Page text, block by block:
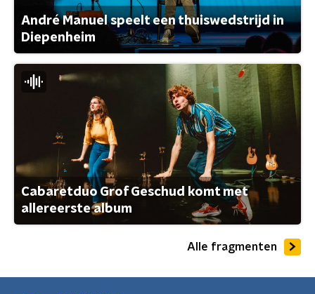
André Manuel speelt een thuiswedstrijd in
Diepenheim
Cabaretduo Grof Geschud komt met
allereerste album
Alle fragmenten